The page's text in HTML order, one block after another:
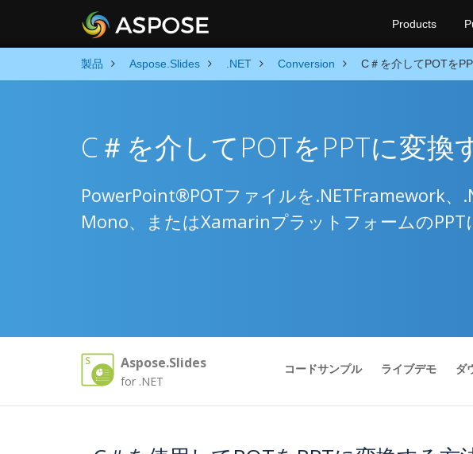
Products
製品 Aspose.Slides .NET Conversion C＃を介してPOTを
C＃を介してPOTをPPTに変換
PowerPoint®POTファイルを.NETFramework、
Mono、またはXamarinプラットフォームの
Aspose.Slides
for .NET
コードサンプル ライブデモ ダ